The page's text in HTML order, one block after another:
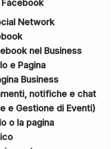
Network
nel Business
e Pagina
Business
notifiche e chat
e Gestione di Eventi)
o la pagina